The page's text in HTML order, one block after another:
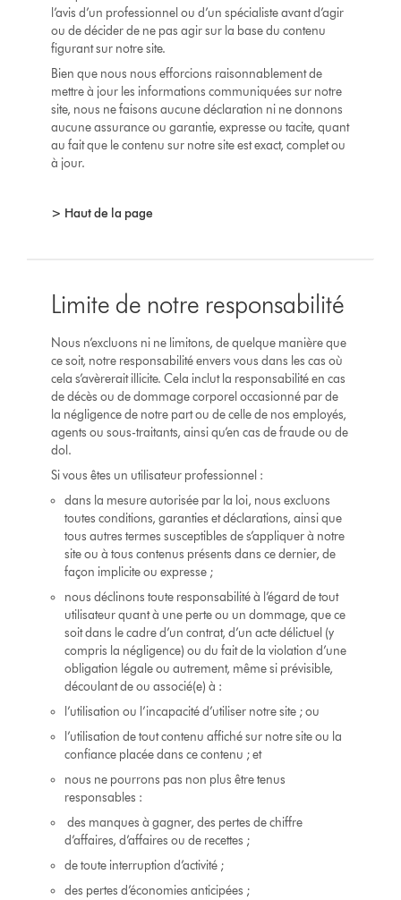
l’avis d’un professionnel ou d’un spécialiste avant d’agir
ou de décider de ne pas agir sur la base du contenu
figurant sur notre site.
Bien que nous nous efforcions raisonnablement de
mettre à jour les informations communiquées sur notre
site, nous ne faisons aucune déclaration ni ne donnons
aucune assurance ou garantie, expresse ou tacite, quant
au fait que le contenu sur notre site est exact, complet ou
à jour.
> Haut de la page
Limite de notre responsabilité
Nous n’excluons ni ne limitons, de quelque manière que
ce soit, notre responsabilité envers vous dans les cas où
cela s’avèrerait illicite. Cela inclut la responsabilité en cas
de décès ou de dommage corporel occasionné par de
la négligence de notre part ou de celle de nos employés,
agents ou sous-traitants, ainsi qu’en cas de fraude ou de
dol.
Si vous êtes un utilisateur professionnel :
dans la mesure autorisée par la loi, nous excluons
toutes conditions, garanties et déclarations, ainsi que
tous autres termes susceptibles de s’appliquer à notre
site ou à tous contenus présents dans ce dernier, de
façon implicite ou expresse ;
nous déclinons toute responsabilité à l’égard de tout
utilisateur quant à une perte ou un dommage, que ce
soit dans le cadre d’un contrat, d’un acte délictuel (y
compris la négligence) ou du fait de la violation d’une
obligation légale ou autrement, même si prévisible,
découlant de ou associé(e) à :
l’utilisation ou l’incapacité d’utiliser notre site ; ou
l’utilisation de tout contenu affiché sur notre site ou la
confiance placée dans ce contenu ; et
nous ne pourrons pas non plus être tenus
responsables :
des manques à gagner, des pertes de chiffre
d’affaires, d’affaires ou de recettes ;
de toute interruption d’activité ;
des pertes d’économies anticipées ;